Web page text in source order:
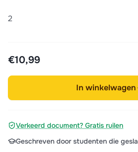
2
€10,99
In winkelwagen
Verkeerd document? Gratis ruilen
Geschreven door studenten die